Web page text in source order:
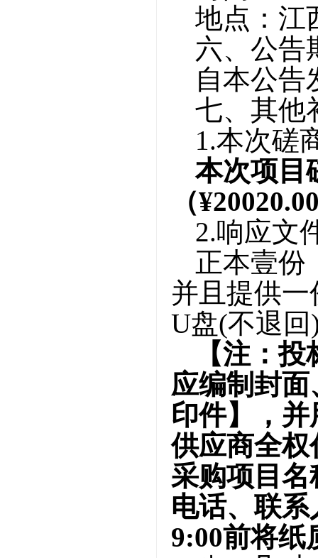
地点： 江
六、公告
自本公告
七、其他
1.本次磋
本次项目
（
2.响应文
正本壹份
并且提供
U盘(不退回
【注：
应编制封
印件】，
供应商全权
采购项目
电话、联
9:00前将纸